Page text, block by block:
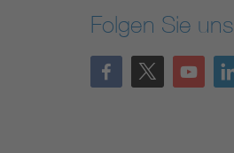
Folgen Sie uns